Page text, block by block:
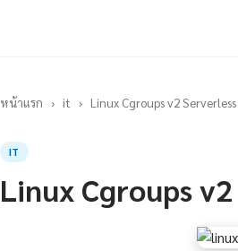
หน้าแรก › it › Linux Cgroups v2
IT
Linux Cgroups